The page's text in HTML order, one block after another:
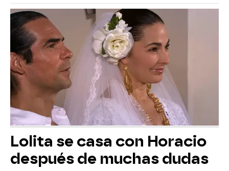
Lolita se casa con Horacio
después de muchas dudas